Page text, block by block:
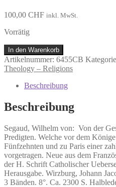
100,00 CHF inkl. MwSt.
Vorrätig
Segaud,
Wilhelm
von:
Jesu,
sämmtliche
Menge
In den Warenkorb
Artikelnummer: 6455CB
Theology – Religions
Beschreibung
Beschreibung
Segaud, Wilhelm von: Von der
Predigten. Welche vor dem
Fünfzehnten und zu Paris einer
vorgetragen. Neue aus dem
der H. Schrift Catholischer
Herausgabe. Wirzburg, Johann
3 Bänden. 8°. Ca. 2300 S.